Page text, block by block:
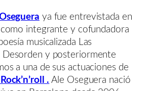
ya fue entrevistada en
como integrante y cofundadora
musicalizada Las
Desorden y posteriormente
a una de sus actuaciones de
. Ale Oseguera nació